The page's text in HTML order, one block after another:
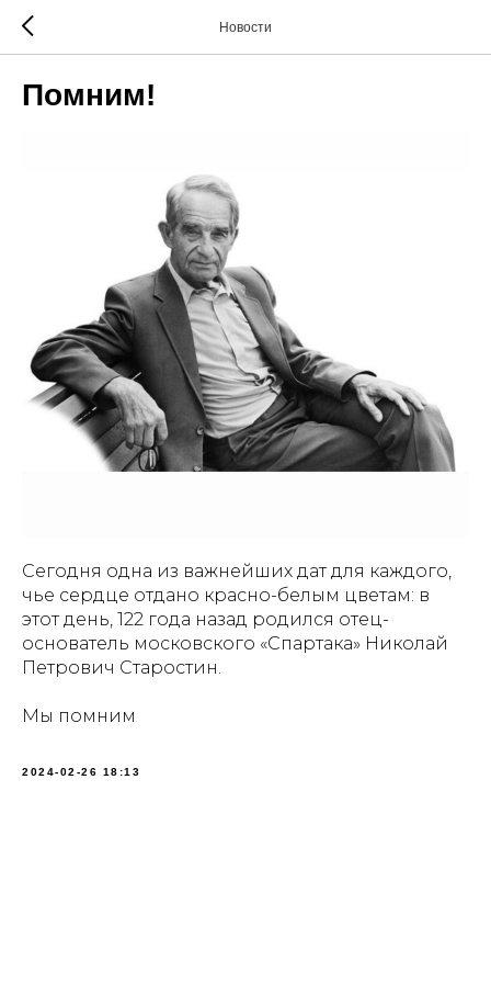
Новости
Помним!
Сегодня одна из важнейших дат для каждого,
чье сердце отдано красно-белым цветам: в
этот день, 122 года назад родился отец-
основатель московского «Спартака» Николай
Петрович Старостин.
Мы помним
2024-02-26 18:13